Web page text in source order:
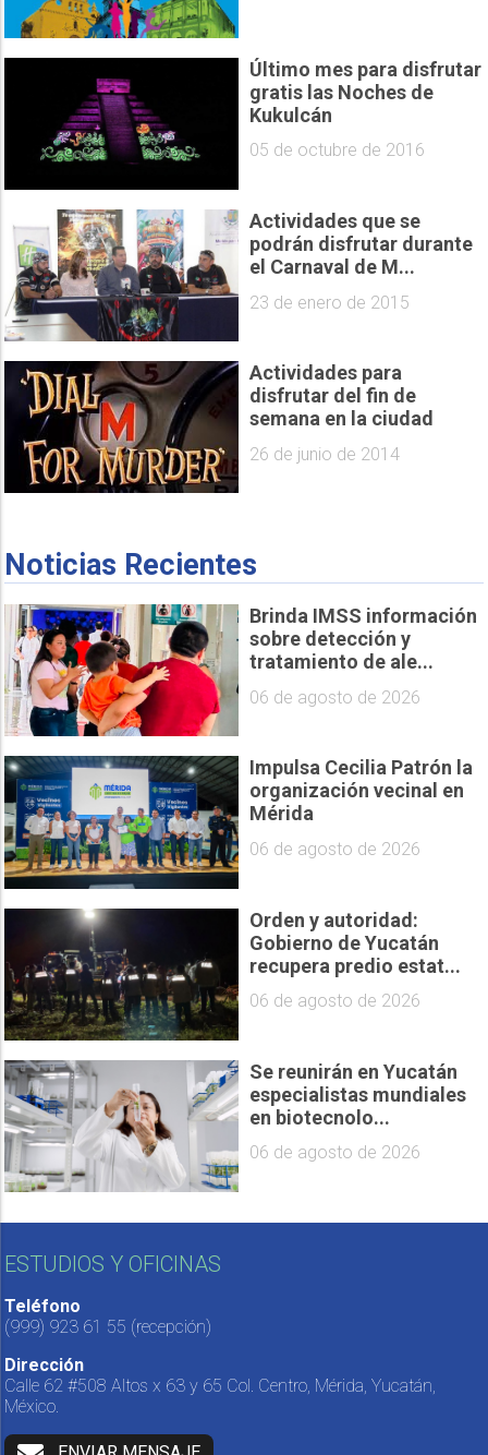
Último mes para disfrutar
gratis las Noches de
Kukulcán
05 de octubre de 2016
Actividades que se
podrán disfrutar durante
el Carnaval de M...
23 de enero de 2015
Actividades para
disfrutar del fin de
semana en la ciudad
26 de junio de 2014
Noticias Recientes
Brinda IMSS información
sobre detección y
tratamiento de ale...
06 de agosto de 2026
Impulsa Cecilia Patrón la
organización vecinal en
Mérida
06 de agosto de 2026
Orden y autoridad:
Gobierno de Yucatán
recupera predio estat...
06 de agosto de 2026
Se reunirán en Yucatán
especialistas mundiales
en biotecnolo...
06 de agosto de 2026
ESTUDIOS Y OFICINAS
Teléfono
(999) 923 61 55 (recepción)
Dirección
Calle 62 #508 Altos x 63 y 65 Col. Centro, Mérida, Yucatán,
México.